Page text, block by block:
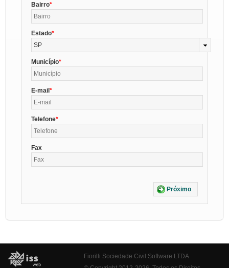
Bairro
Estado
SP
Município
E-mail
Telefone
Fax
Próximo
Fiorilli Sociedade Civil Software LTDA